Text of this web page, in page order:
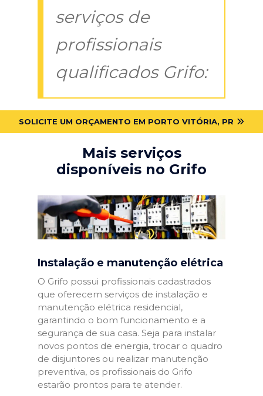
serviços de
profissionais
qualificados Grifo:
SOLICITE UM ORÇAMENTO EM PORTO VITÓRIA, PR
Mais serviços
disponíveis no Grifo
Instalação e manutenção elétrica
O Grifo possui profissionais cadastrados
que oferecem serviços de instalação e
manutenção elétrica residencial,
garantindo o bom funcionamento e a
segurança de sua casa. Seja para instalar
novos pontos de energia, trocar o quadro
de disjuntores ou realizar manutenção
preventiva, os profissionais do Grifo
estarão prontos para te atender.